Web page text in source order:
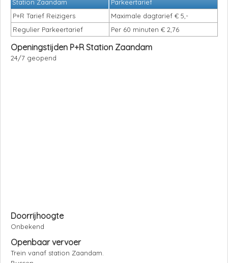
Station Zaandam
Parkeertarief
P+R Tarief Reizigers
Maximale dagtarief € 5,-
Regulier Parkeertarief
Per 60 minuten € 2,76
Openingstijden P+R Station Zaandam
24/7 geopend
Doorrijhoogte
Onbekend
Openbaar vervoer
Trein vanaf station Zaandam.